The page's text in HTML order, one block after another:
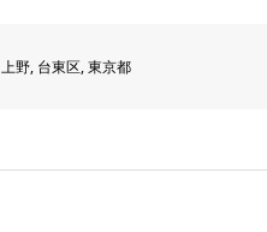
上野, 台東区,東京都